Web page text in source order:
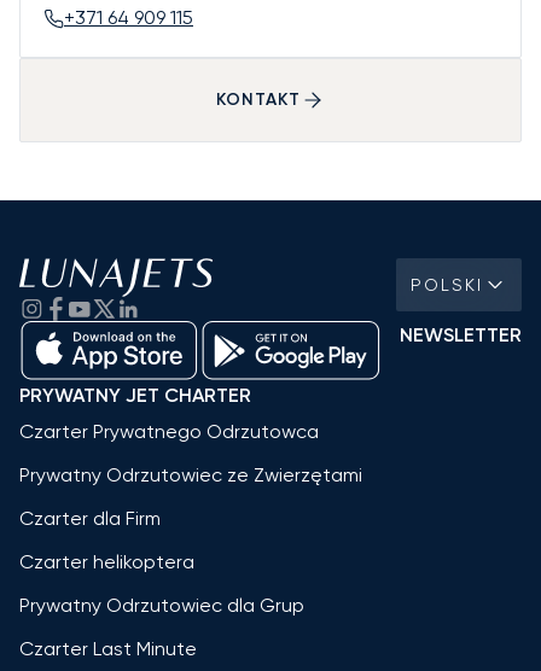
+371 64 909 115
KONTAKT
POLSKI
NEWSLETTER
PRYWATNY JET CHARTER
Czarter Prywatnego Odrzutowca
Prywatny Odrzutowiec ze Zwierzętami
Czarter dla Firm
Czarter helikoptera
Prywatny Odrzutowiec dla Grup
Czarter Last Minute